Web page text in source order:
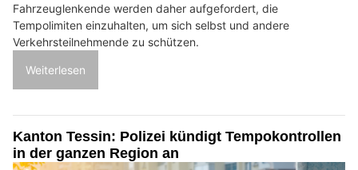
Fahrzeuglenkende werden daher aufgefordert, die
Tempolimiten einzuhalten, um sich selbst und andere
Verkehrsteilnehmende zu schützen.
Weiterlesen
Kanton Tessin: Polizei kündigt Tempokontrollen
in der ganzen Region an